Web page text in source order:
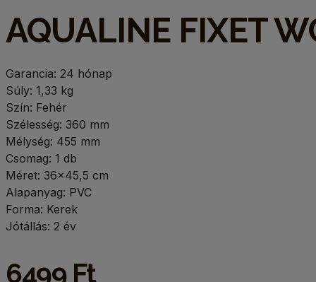
AQUALINE FIXET
Garancia: 24 hónap
Súly: 1,33 kg
Szín: Fehér
Szélesség: 360 mm
Mélység: 455 mm
Csomag: 1 db
Méret: 36×45,5 cm
Alapanyag: PVC
Forma: Kerek
Jótállás: 2 év
6499 Ft